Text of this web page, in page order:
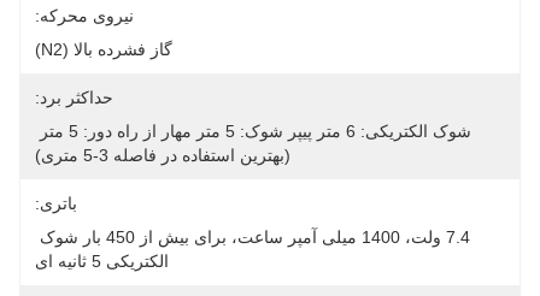
نیروی محرکه:
گاز فشرده بالا (N2)
حداکثر برد:
(بهترین استفاده در فاصله 3-5 متری)
باتری:
الکتریکی 5 ثانیه ای